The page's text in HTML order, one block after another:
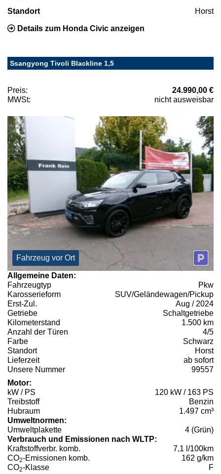
Standort Horst
Details zum Honda Civic anzeigen
Ssangyong Tivoli Blackline 1,5
Preis:
24.990,00 €
MWSt:
nicht ausweisbar
Fahrzeug vor Ort
Allgemeine Daten:
Fahrzeugtyp
Pkw
Karosserieform
SUV/Geländewagen/Pickup
Erst-Zul.
Aug / 2024
Getriebe
Schaltgetriebe
Kilometerstand
1.500 km
Anzahl der Türen
4/5
Farbe
Schwarz
Standort
Horst
Lieferzeit
ab sofort
Unsere Nummer
99557
Motor:
kW / PS
120 kW / 163 PS
Treibstoff
Benzin
Hubraum
1.497 cm³
Umweltnormen:
Umweltplakette
4 (Grün)
Verbrauch und Emissionen nach WLTP:
Kraftstoffverbr. komb.
7,1 l/100km
CO2-Emissionen komb.
162 g/km
CO2-Klasse F